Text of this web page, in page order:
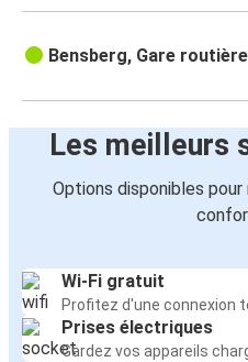
Bensberg, Gare routière
Les meilleurs
Options disponibles
Wi-Fi gratuit
Profitez d'une connexion
Prises électriques
Gardez vos appareils